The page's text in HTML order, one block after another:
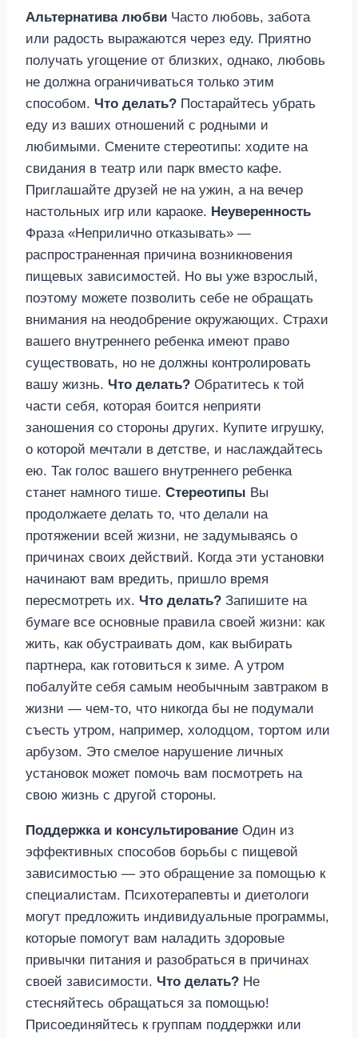
Альтернатива любви Часто любовь, забота
или радость выражаются через еду. Приятно
получать угощение от близких, однако, любовь
не должна ограничиваться только этим
способом. Что делать? Постарайтесь убрать
еду из ваших отношений с родными и
любимыми. Смените стереотипы: ходите на
свидания в театр или парк вместо кафе.
Приглашайте друзей не на ужин, а на вечер
настольных игр или караоке. Неуверенность
Фраза «Неприлично отказывать» —
распространенная причина возникновения
пищевых зависимостей. Но вы уже взрослый,
поэтому можете позволить себе не обращать
внимания на неодобрение окружающих. Страхи
вашего внутреннего ребенка имеют право
существовать, но не должны контролировать
вашу жизнь. Что делать? Обратитесь к той
части себя, которая боится неприяти
заношения со стороны других. Купите игрушку,
о которой мечтали в детстве, и наслаждайтесь
ею. Так голос вашего внутреннего ребенка
станет намного тише. Стереотипы Вы
продолжаете делать то, что делали на
протяжении всей жизни, не задумываясь о
причинах своих действий. Когда эти установки
начинают вам вредить, пришло время
пересмотреть их. Что делать? Запишите на
бумаге все основные правила своей жизни: как
жить, как обустраивать дом, как выбирать
партнера, как готовиться к зиме. А утром
побалуйте себя самым необычным завтраком в
жизни — чем-то, что никогда бы не подумали
съесть утром, например, холодцом, тортом или
арбузом. Это смелое нарушение личных
установок может помочь вам посмотреть на
свою жизнь с другой стороны.
Поддержка и консультирование Один из
эффективных способов борьбы с пищевой
зависимостью — это обращение за помощью к
специалистам. Психотерапевты и диетологи
могут предложить индивидуальные программы,
которые помогут вам наладить здоровые
привычки питания и разобраться в причинах
своей зависимости. Что делать? Не
стесняйтесь обращаться за помощью!
Присоединяйтесь к группам поддержки или